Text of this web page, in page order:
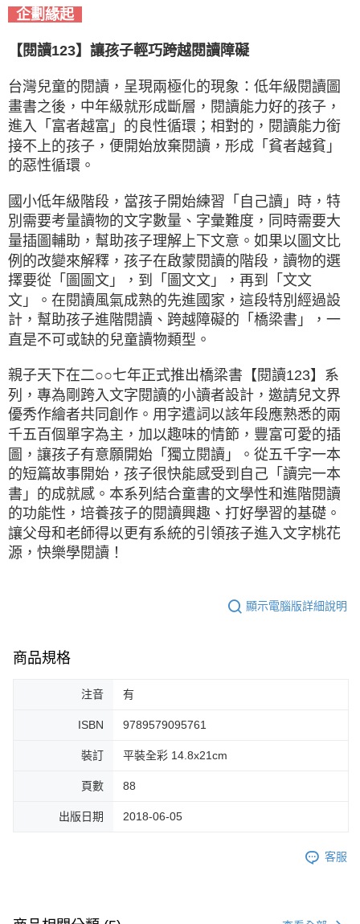
企劃緣起
【閱讀123】讓孩子輕巧跨越閱讀障礙
台灣兒童的閱讀，呈現兩極化的現象：低年級閱讀圖
畫書之後，中年級就形成斷層，閱讀能力好的孩子，
進入「富者越富」的良性循環；相對的，閱讀能力銜
接不上的孩子，便開始放棄閱讀，形成「貧者越貧」
的惡性循環。
國小低年級階段，當孩子開始練習「自己讀」時，特
別需要考量讀物的文字數量、字彙難度，同時需要大
量插圖輔助，幫助孩子理解上下文意。如果以圖文比
例的改變來解釋，孩子在啟蒙閱讀的階段，讀物的選
擇要從「圖圖文」，到「圖文文」，再到「文文
文」。在閱讀風氣成熟的先進國家，這段特別經過設
計，幫助孩子進階閱讀、跨越障礙的「橋梁書」，一
直是不可或缺的兒童讀物類型。
親子天下在二○○七年正式推出橋梁書【閱讀123】系
列，專為剛跨入文字閱讀的小讀者設計，邀請兒文界
優秀作繪者共同創作。用字遣詞以該年段應熟悉的兩
千五百個單字為主，加以趣味的情節，豐富可愛的插
圖，讓孩子有意願開始「獨立閱讀」。從五千字一本
的短篇故事開始，孩子很快能感受到自己「讀完一本
書」的成就感。本系列結合童書的文學性和進階閱讀
的功能性，培養孩子的閱讀興趣、打好學習的基礎。
讓父母和老師得以更有系統的引領孩子進入文字桃花
源，快樂學閱讀！
顯示電腦版詳細說明
商品規格
注音 有
ISBN 9789579095761
裝訂 平裝全彩 14.8x21cm
頁數 88
出版日期 2018-06-05
客服